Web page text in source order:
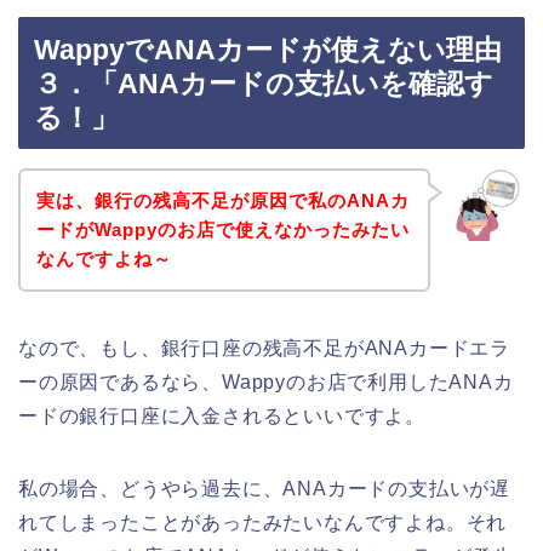
WappyでANAカードが使えない理由
３．「ANAカードの支払いを確認す
る！」
実は、銀行の残高不足が原因で私のANAカ
ードがWappyのお店で使えなかったみたい
なんですよね～
なので、もし、銀行口座の残高不足がANAカードエラ
ーの原因であるなら、Wappyのお店で利用したANAカ
ードの銀行口座に入金されるといいですよ。
私の場合、どうやら過去に、ANAカードの支払いが遅
れてしまったことがあったみたいなんですよね。それ